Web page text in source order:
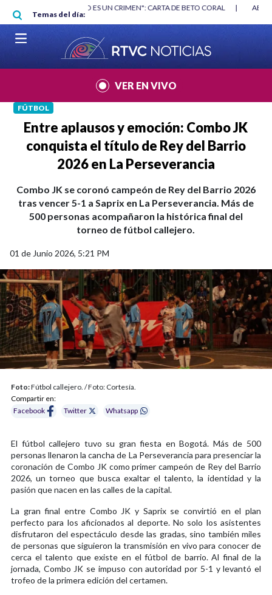
Pasar al contenido principal
Temas del día:
"HABLAR NO ES UN CRIMEN": CARTA DE BETO CORAL
VER EN VIVO
FÚTBOL
Entre aplausos y emoción: Combo JK
conquista el título de Rey del Barrio
2026 en La Perseverancia
Combo JK se coronó campeón de Rey del Barrio 2026
tras vencer 5-1 a Saprix en La Perseverancia. Más de
500 personas acompañaron la histórica final del
torneo de fútbol callejero.
01 de Junio 2026, 5:21 PM
Foto:Fútbol callejero. / Foto: Cortesía.
Compartir en:
Facebook
Twitter Whatsapp
El fútbol callejero tuvo su gran fiesta en Bogotá. Más de 500
personas llenaron la cancha de La Perseverancia para presenciar la
coronación de Combo JK como primer campeón de Rey del Barrio
2026, un torneo que busca exaltar el talento, la identidad y la
pasión que nacen en las calles de la capital.
La gran final entre Combo JK y Saprix se convirtió en el plan
perfecto para los aficionados al deporte. No solo los asistentes
disfrutaron del espectáculo desde las gradas, sino también miles
de personas que siguieron la transmisión en vivo para conocer de
cerca el talento que existe en el fútbol de barrio. Al final de la
jornada, Combo JK se impuso con autoridad por 5-1 y levantó el
trofeo de la primera edición del certamen.